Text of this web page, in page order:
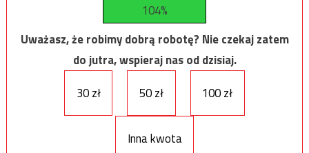
104%
Uważasz, że robimy dobrą robotę? Nie czekaj zatem
do jutra, wspieraj nas od dzisiaj.
30 zł
50 zł 100 zł
Inna kwota